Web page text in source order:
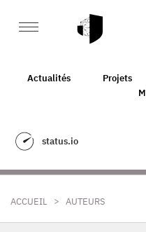
Actualités Projets
status.io
ACCUEIL > AUTEURS